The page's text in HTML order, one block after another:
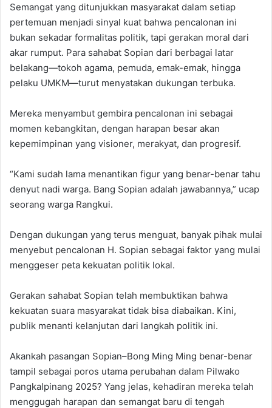
Semangat yang ditunjukkan masyarakat dalam setiap
pertemuan menjadi sinyal kuat bahwa pencalonan ini
bukan sekadar formalitas politik, tapi gerakan moral dari
akar rumput. Para sahabat Sopian dari berbagai latar
belakang—tokoh agama, pemuda, emak-emak, hingga
pelaku UMKM—turut menyatakan dukungan terbuka.
Mereka menyambut gembira pencalonan ini sebagai
momen kebangkitan, dengan harapan besar akan
kepemimpinan yang visioner, merakyat, dan progresif.
“Kami sudah lama menantikan figur yang benar-benar tahu
denyut nadi warga. Bang Sopian adalah jawabannya,” ucap
seorang warga Rangkui.
Dengan dukungan yang terus menguat, banyak pihak mulai
menyebut pencalonan H. Sopian sebagai faktor yang mulai
menggeser peta kekuatan politik lokal.
Gerakan sahabat Sopian telah membuktikan bahwa
kekuatan suara masyarakat tidak bisa diabaikan. Kini,
publik menanti kelanjutan dari langkah politik ini.
Akankah pasangan Sopian–Bong Ming Ming benar-benar
tampil sebagai poros utama perubahan dalam Pilwako
Pangkalpinang 2025? Yang jelas, kehadiran mereka telah
menggugah harapan dan semangat baru di tengah